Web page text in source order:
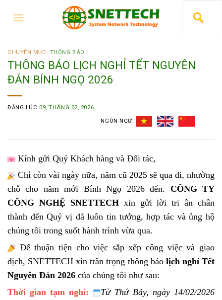
CHUYÊN MỤC: THÔNG BÁO
THÔNG BÁO LỊCH NGHỈ TẾT NGUYÊN
ĐÁN BÍNH NGỌ 2026
ĐĂNG LÚC 09, THÁNG 02, 2026
NGÔN NGỮ:
Kính gửi Quý Khách hàng và Đối tác,
Chỉ còn vài ngày nữa, năm cũ 2025 sẽ qua đi, nhường
chỗ cho năm mới Bính Ngọ 2026 đến. CÔNG TY
CÔNG NGHỆ SNETTECHxin gửi lời tri ân chân
thành đến Quý vị đã luôn tin tưởng, hợp tác và ủng hộ
chúng tôi trong suốt hành trình vừa qua.
Để thuận tiện cho việc sắp xếp công việc và giao
dịch, SNETTECH xin trân trọng thông báo lịch nghỉ Tết
Nguyên Đán 2026 của chúng tôi như sau:
Thời gian tạm nghỉ:
Từ Thứ Bảy, ngày 14/02/2026